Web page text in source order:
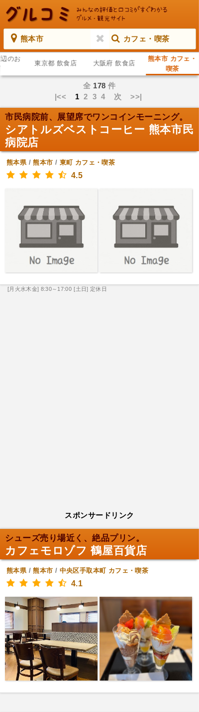
熊本市 カフェ・喫茶
のお
東京都 飲食店 大阪府 飲食店
熊本市 カフェ・
喫茶
全 178 件
|<< 12 3 4 次 >>|
市民病院前、展望席でワンコインモーニング。
シアトルズベストコーヒー 熊本市民
病院店
熊本県/熊本市 / 東町 カフェ・喫茶
4.5
[月火水木金] 8:30～17:00 [土日] 定休日
スポンサードリンク
シューズ売り場近く、絶品プリン。
カフェモロゾフ 鶴屋百貨店
熊本県/熊本市 / 中央区手取本町 カフェ・喫茶
4.1